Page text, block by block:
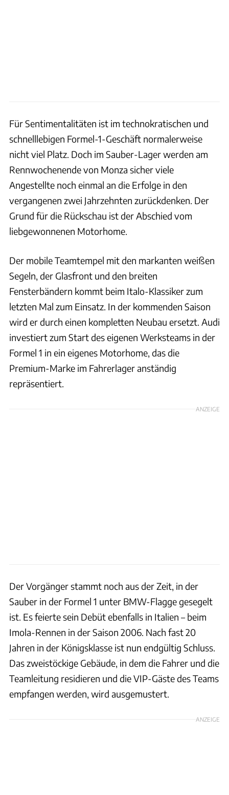
Für Sentimentalitäten ist im technokratischen und
schnelllebigen Formel-1-Geschäft normalerweise
nicht viel Platz. Doch im Sauber-Lager werden am
Rennwochenende von Monza sicher viele
Angestellte noch einmal an die Erfolge in den
vergangenen zwei Jahrzehnten zurückdenken. Der
Grund für die Rückschau ist der Abschied vom
liebgewonnenen Motorhome.
Der mobile Teamtempel mit den markanten weißen
Segeln, der Glasfront und den breiten
Fensterbändern kommt beim Italo-Klassiker zum
letzten Mal zum Einsatz. In der kommenden Saison
wird er durch einen kompletten Neubau ersetzt. Audi
investiert zum Start des eigenen Werksteams in der
Formel 1 in ein eigenes Motorhome, das die
Premium-Marke im Fahrerlager anständig
repräsentiert.
ANZEIGE
Der Vorgänger stammt noch aus der Zeit, in der
Sauber in der Formel 1 unter BMW-Flagge gesegelt
ist. Es feierte sein Debüt ebenfalls in Italien – beim
Imola-Rennen in der Saison 2006. Nach fast 20
Jahren in der Königsklasse ist nun endgültig Schluss.
Das zweistöckige Gebäude, in dem die Fahrer und die
Teamleitung residieren und die VIP-Gäste des Teams
empfangen werden, wird ausgemustert.
ANZEIGE